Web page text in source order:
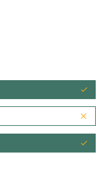
Unideb